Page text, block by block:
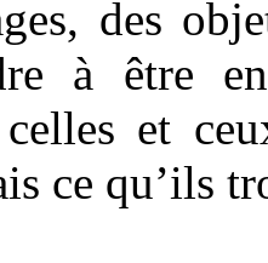
des
à être
et
ce qu’ils